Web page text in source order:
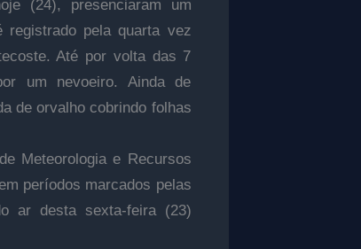
(24), presenciaram um
registrado pela quarta vez
Até por volta das 7
um nevoeiro. Ainda de
de orvalho cobrindo folhas
Meteorologia e Recursos
períodos marcados pelas
ar desta sexta-feira (23)